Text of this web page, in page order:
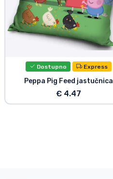
Dostupno Express
Peppa Pig Feed jastučnica
€ 4.47